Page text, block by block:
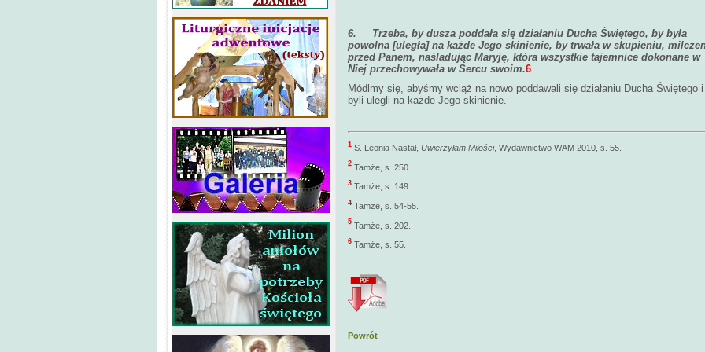
6. Trzeba, by dusza poddała się działaniu Ducha Świętego, by była
powolna [uległa] na każde Jego skinienie, by trwała w skupieniu,
przed Panem, naśladując Maryję, która wszystkie tajemnice dokonane w
Niej przechowywała w Sercu swoim.6
Módlmy się, abyśmy wciąż na nowo poddawali się działaniu Ducha Świętego i
byli ulegli na każde Jego skinienie.
1 S. Leonia Nastał, Uwierzyłam Miłości, Wydawnictwo WAM 2010, s. 55.
2 Tamże, s. 250.
3 Tamże, s. 149.
4 Tamże, s. 54-55.
5 Tamże, s. 202.
6 Tamże, s. 55.
Powrót